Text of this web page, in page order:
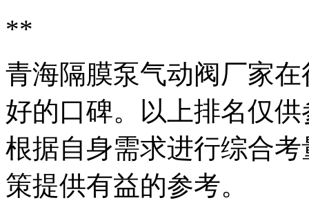
**
青海隔膜泵气动阀厂家
好的口碑。以上排名仅
根据自身需求进行综合
策提供有益的参考。